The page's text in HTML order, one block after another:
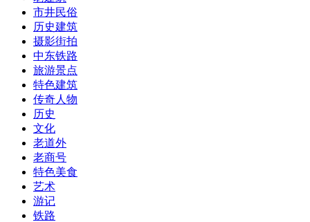
市井民俗
历史建筑
摄影街拍
中东铁路
旅游景点
特色建筑
传奇人物
历史
文化
老道外
老商号
特色美食
艺术
游记
铁路